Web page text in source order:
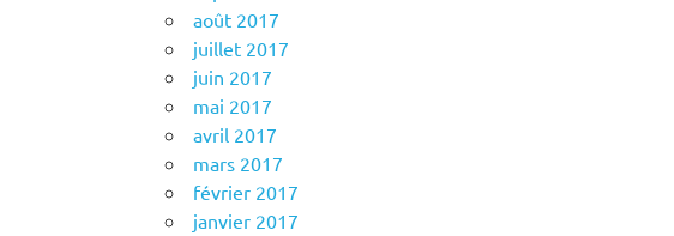
août 2017
juillet 2017
juin 2017
mai 2017
avril 2017
mars 2017
février 2017
janvier 2017